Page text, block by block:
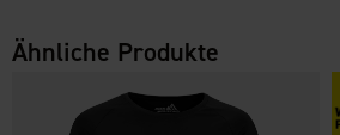
Ähnliche Produkte